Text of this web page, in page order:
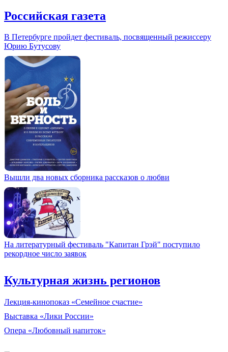
Российская газета
В Петербурге пройдет фестиваль, посвященный режиссеру
Юрию Бутусову
Вышли два новых сборника рассказов о любви
На литературный фестиваль "Капитан Грэй" поступило
рекордное число заявок
Культурная жизнь регионов
Лекция-кинопоказ «Семейное счастие»
Выставка «Лики России»
Опера «Любовный напиток»